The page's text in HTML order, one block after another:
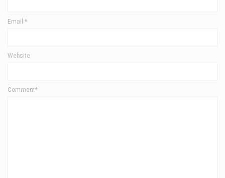
Email *
Website
Comment*